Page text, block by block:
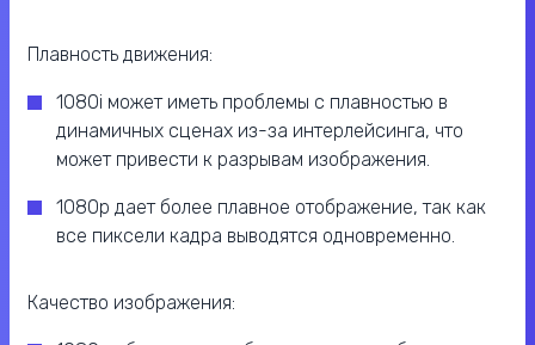
Плавность движения:
1080i может иметь проблемы с плавностью в
динамичных сценах из-за интерлейсинга, что
может привести к разрывам изображения.
1080p дает более плавное отображение, так как
все пиксели кадра выводятся одновременно.
Качество изображения: